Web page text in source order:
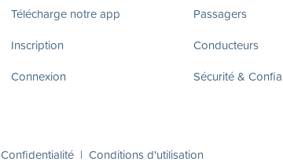
Télécharge notre app
Inscription
Connexion
Passagers
Conducteurs
Sécurité &
Confidentialité | Conditions d'utilisation